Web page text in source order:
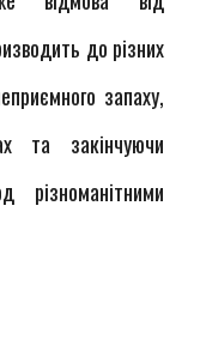
до різних
запаху,
та закінчуючи
різноманітними